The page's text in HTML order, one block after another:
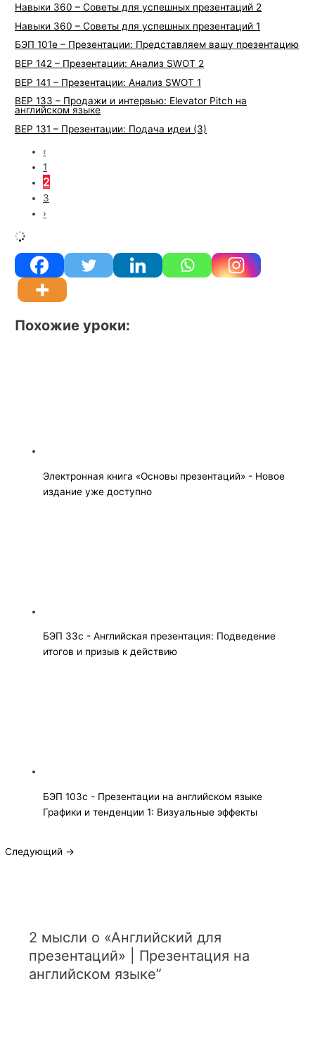
Навыки 360 – Советы для успешных презентаций 2
Навыки 360 – Советы для успешных презентаций 1
БЭП 101е – Презентации: Представляем вашу презентацию
BEP 142 – Презентации: Анализ SWOT 2
BEP 141 – Презентации: Анализ SWOT 1
BEP 133 – Продажи и интервью: Elevator Pitch на
английском языке
BEP 131 – Презентации: Подача идеи (3)
‹
1
2
3
›
Похожие уроки:
Электронная книга «Основы презентаций» - Новое
издание уже доступно
БЭП 33с - Английская презентация: Подведение
итогов и призыв к действию
БЭП 103с - Презентации на английском языке
Графики и тенденции 1: Визуальные эффекты
Следующий →
2 мысли о «Английский для
презентаций» | Презентация на
английском языке”